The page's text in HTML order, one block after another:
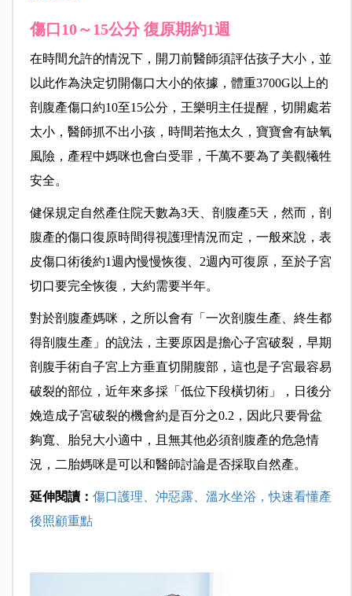
傷口10～15公分 復原期約1週
在時間允許的情況下， 開刀前醫師須評估孩子大小，並
以此作為決定切開傷口大小的依據，體重3700G以上的
剖腹產傷口約10至15公分， 王樂明主任提醒，切開處若
太小，醫師抓不出小孩，時間若拖太久，寶寶會有缺氧
風險，產程中媽咪也會白受罪，千萬不要為了美觀犧牲
安全。
健保規定自然產住院天數為3天、剖腹產5天，然而，剖
腹產的傷口復原時間得視護理情況而定，一般來說，表
皮傷口術後約1週內慢慢恢復、2週內可復原，至於子宮
切口要完全恢復，大約需要半年。
對於剖腹產媽咪，之所以會有「一次剖腹生產、終生都
得剖腹生產」的說法，主要原因是擔心子宮破裂，早期
剖腹手術自子宮上方垂直切開腹部，這也是子宮最容易
破裂的部位，近年來多採「低位下段橫切術」， 日後分
娩造成子宮破裂的機會約是百分之0.2，因此只要骨盆
夠寬、胎兒大小適中，且無其他必須剖腹產的危急情
況，二胎媽咪是可以和醫師討論是否採取自然產。
延伸閱讀： 傷口護理、沖惡露、溫水坐浴，快速看懂產
後照顧重點